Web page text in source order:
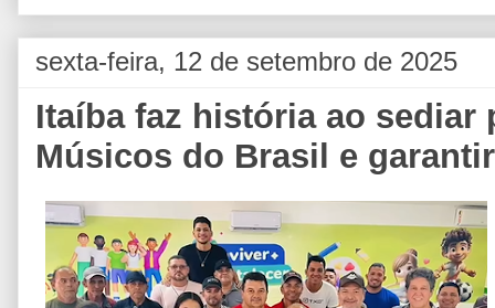
sexta-feira, 12 de setembro de 2025
Itaíba faz história ao sediar
Músicos do Brasil e